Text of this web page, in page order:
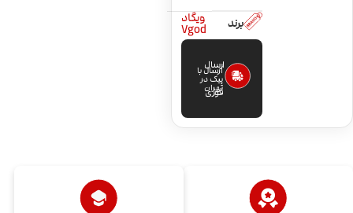
برند ویگاد
Vgod
ارسال
فوری
ارسال با
پیک در
تهران